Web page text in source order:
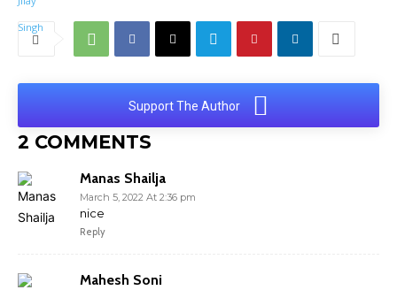
Support The Author
2 COMMENTS
Manas Shailja
March 5, 2022 At 2:36 pm
nice
Reply
Mahesh Soni